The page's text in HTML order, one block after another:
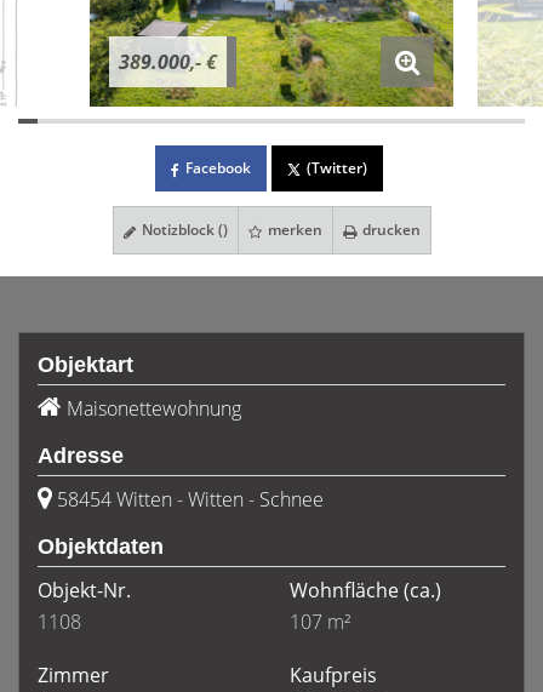
389.000,- €
Facebook (Twitter)
Notizblock () merken drucken
Objektart
Maisonettewohnung
Adresse
58454 Witten - Witten - Schnee
Objektdaten
Objekt-Nr.
1108
Wohnfläche(ca.)
107 m²
Zimmer
Kaufpreis